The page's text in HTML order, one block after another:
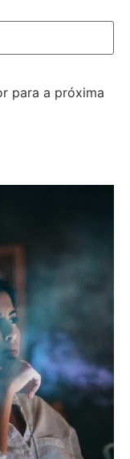
para a próxima